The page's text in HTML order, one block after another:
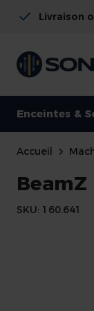
Livraison
Enceintes &
Accueil
SKU 160.641